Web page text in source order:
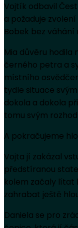
Vojtík odbavil
a požaduje
Bobek bez váhání
Mia důvěru hodila
černého petra a
místního
tydle situace
dokola a dokola
tomu svým
A pokračujeme
Vojta jí zakázal
předstíranou
kolem začaly lítat
zahrabat ještě
Daniela se pro